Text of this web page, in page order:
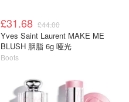
£31.68 £44.00
Yves Saint Laurent MAKE ME
BLUSH 胭脂 6g 哑光
Boots